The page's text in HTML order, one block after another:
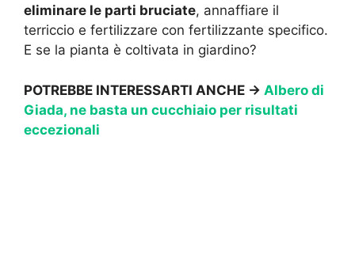
eliminare le parti bruciate, annaffiare il
terriccio e fertilizzare con fertilizzante specifico.
E se la pianta è coltivata in giardino?
POTREBBE INTERESSARTI ANCHE → Albero di
Giada, ne basta un cucchiaio per risultati
eccezionali